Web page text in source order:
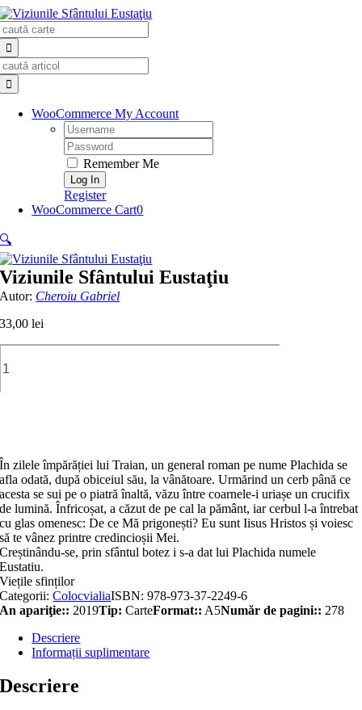
Skip
to
content
WooCommerce My Account
Username:
Password:
Remember Me
Register
WooCommerce Cart0
🔍
Viziunile Sfântului Eustaţiu
Autor: Cheroiu Gabriel
33,00lei
În zilele împărăției lui Traian, un general roman pe nume Plachida se
afla odată, după obiceiul său, la vânătoare. Urmărind un cerb până ce
acesta se sui pe o piatră înaltă, văzu între coarnele-i uriașe un cruci­fix
de lumină. Înfricoșat, a căzut de pe cal la pământ, iar cerbul l-a întrebat
cu glas omenesc: De ce Mă prigonești? Eu sunt Iisus Hristos și voiesc
să te vânez printre credincioșii Mei.
Creștinându-se, prin sfântul botez i s-a dat lui Plachida numele
Eustatiu.
Viețile sfinților
Categorii:ColocvialiaISBN:978-973-37-2249-6
An apariţie:: 2019Tip: CarteFormat:: A5Număr de pagini:: 278
Descriere
Informații suplimentare
Descriere